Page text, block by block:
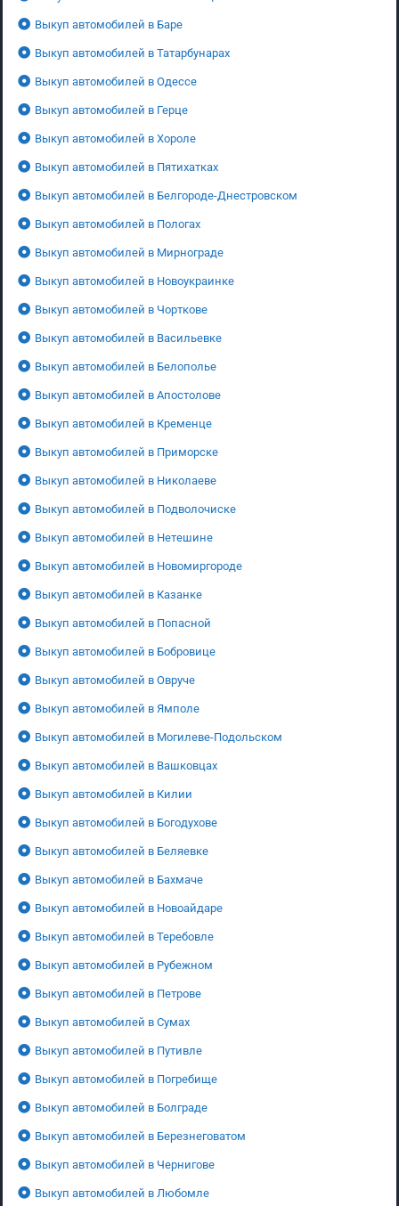
Выкуп автомобилей в Баре
Выкуп автомобилей в Татарбунарах
Выкуп автомобилей в Одессе
Выкуп автомобилей в Герце
Выкуп автомобилей в Хороле
Выкуп автомобилей в Пятихатках
Выкуп автомобилей в Белгороде-Днестровском
Выкуп автомобилей в Пологах
Выкуп автомобилей в Мирнограде
Выкуп автомобилей в Новоукраинке
Выкуп автомобилей в Чорткове
Выкуп автомобилей в Васильевке
Выкуп автомобилей в Белополье
Выкуп автомобилей в Апостолове
Выкуп автомобилей в Кременце
Выкуп автомобилей в Приморске
Выкуп автомобилей в Николаеве
Выкуп автомобилей в Подволочиске
Выкуп автомобилей в Нетешине
Выкуп автомобилей в Новомиргороде
Выкуп автомобилей в Казанке
Выкуп автомобилей в Попасной
Выкуп автомобилей в Бобровице
Выкуп автомобилей в Овруче
Выкуп автомобилей в Ямполе
Выкуп автомобилей в Могилеве-Подольском
Выкуп автомобилей в Вашковцах
Выкуп автомобилей в Килии
Выкуп автомобилей в Богодухове
Выкуп автомобилей в Беляевке
Выкуп автомобилей в Бахмаче
Выкуп автомобилей в Новоайдаре
Выкуп автомобилей в Теребовле
Выкуп автомобилей в Рубежном
Выкуп автомобилей в Петрове
Выкуп автомобилей в Сумах
Выкуп автомобилей в Путивле
Выкуп автомобилей в Погребище
Выкуп автомобилей в Болграде
Выкуп автомобилей в Березнеговатом
Выкуп автомобилей в Чернигове
Выкуп автомобилей в Любомле